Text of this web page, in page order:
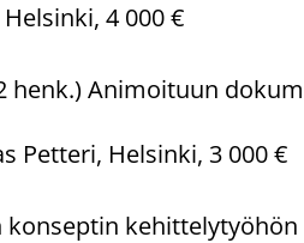
4 000 €
henk.) Animoituun
Petteri, Helsinki, 3 000 €
konseptin kehittelytyöhön